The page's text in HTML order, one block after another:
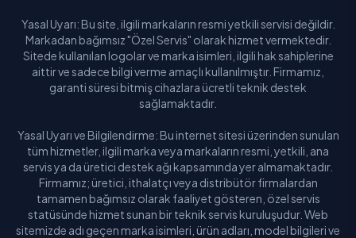
Yasal Uyarı: Bu site, ilgili markaların resmi yetkili servisi değildir.
Markadan bağımsız "Özel Servis" olarak hizmet vermektedir.
Sitede kullanılan logolar ve marka isimleri, ilgili hak sahiplerine
aittir ve sadece bilgi verme amaçlı kullanılmıştır. Firmamız,
garanti süresi bitmiş cihazlara ücretli teknik destek
sağlamaktadır.
Yasal Uyarı ve Bilgilendirme: Bu internet sitesi üzerinden sunulan
tüm hizmetler, ilgili marka veya markaların resmi, yetkili, ana
servis ya da üretici destek ağı kapsamında yer almamaktadır.
Firmamız; üretici, ithalatçı veya distribütör firmalardan
tamamen bağımsız olarak faaliyet gösteren, özel servis
statüsünde hizmet sunan bir teknik servis kuruluşudur. Web
sitemizde adı geçen marka isimleri, ürün adları, model bilgileri ve